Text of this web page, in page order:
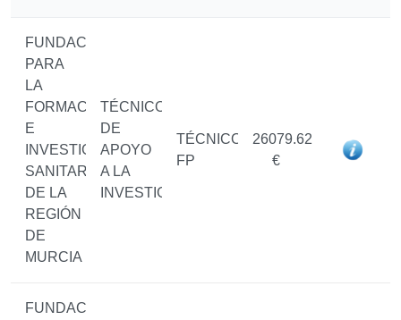
FUNDACIÓN
PARA
LA
FORMACIÓN
E
INVESTIGACIÓN
SANITARIAS
DE LA
REGIÓN
DE
MURCIA
TÉCNICO/A
DE
APOYO
A LA
INVESTIGACIÓN
TÉCNICO/A
FP
26079.62
€
FUNDACIÓN